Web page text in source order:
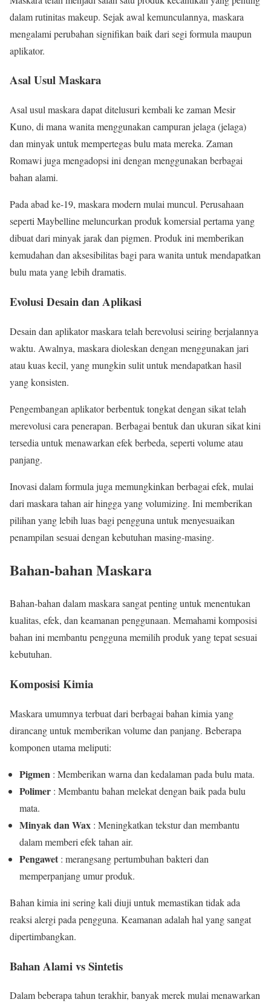
dalam rutinitas makeup. Sejak awal kemunculannya, maskara
mengalami perubahan signifikan baik dari segi formula maupun
aplikator.
Asal Usul Maskara
Asal usul maskara dapat ditelusuri kembali ke zaman Mesir
Kuno, di mana wanita menggunakan campuran jelaga (jelaga)
dan minyak untuk mempertegas bulu mata mereka. Zaman
Romawi juga mengadopsi ini dengan menggunakan berbagai
bahan alami.
Pada abad ke-19, maskara modern mulai muncul. Perusahaan
seperti Maybelline meluncurkan produk komersial pertama yang
dibuat dari minyak jarak dan pigmen. Produk ini memberikan
kemudahan dan aksesibilitas bagi para wanita untuk mendapatkan
bulu mata yang lebih dramatis.
Evolusi Desain dan Aplikasi
Desain dan aplikator maskara telah berevolusi seiring berjalannya
waktu. Awalnya, maskara dioleskan dengan menggunakan jari
atau kuas kecil, yang mungkin sulit untuk mendapatkan hasil
yang konsisten.
Pengembangan aplikator berbentuk tongkat dengan sikat telah
merevolusi cara penerapan. Berbagai bentuk dan ukuran sikat kini
tersedia untuk menawarkan efek berbeda, seperti volume atau
panjang.
Inovasi dalam formula juga memungkinkan berbagai efek, mulai
dari maskara tahan air hingga yang volumizing. Ini memberikan
pilihan yang lebih luas bagi pengguna untuk menyesuaikan
penampilan sesuai dengan kebutuhan masing-masing.
Bahan-bahan Maskara
Bahan-bahan dalam maskara sangat penting untuk menentukan
kualitas, efek, dan keamanan penggunaan. Memahami komposisi
bahan ini membantu pengguna memilih produk yang tepat sesuai
kebutuhan.
Komposisi Kimia
Maskara umumnya terbuat dari berbagai bahan kimia yang
dirancang untuk memberikan volume dan panjang. Beberapa
komponen utama meliputi:
Pigmen : Memberikan warna dan kedalaman pada bulu mata.
Polimer : Membantu bahan melekat dengan baik pada bulu
mata.
Minyak dan Wax : Meningkatkan tekstur dan membantu
dalam memberi efek tahan air.
Pengawet : merangsang pertumbuhan bakteri dan
memperpanjang umur produk.
Bahan kimia ini sering kali diuji untuk memastikan tidak ada
reaksi alergi pada pengguna. Keamanan adalah hal yang sangat
dipertimbangkan.
Bahan Alami vs Sintetis
Dalam beberapa tahun terakhir, banyak merek mulai menawarkan